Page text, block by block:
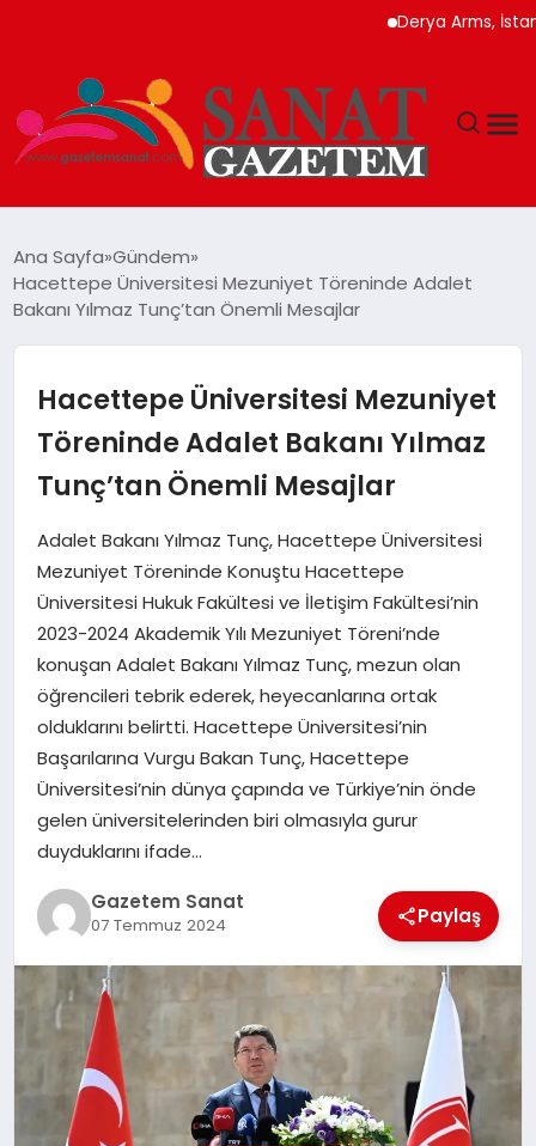
Derya Arms,
TEKNOLOJI
YAŞAM
EKONOMI
SAĞLIK
DÜNYA
EĞITIM
Ana Sayfa Gündem
Hacettepe Üniversitesi Mezuniyet Töreninde Adalet
Bakanı Yılmaz Tunç’tan Önemli Mesajlar
Hacettepe Üniversitesi Mezuniyet
Töreninde Adalet Bakanı Yılmaz
Tunç’tan Önemli Mesajlar
Adalet Bakanı Yılmaz Tunç, Hacettepe Üniversitesi
Mezuniyet Töreninde Konuştu Hacettepe
Üniversitesi Hukuk Fakültesi ve İletişim Fakültesi’nin
2023-2024 Akademik Yılı Mezuniyet Töreni’nde
konuşan Adalet Bakanı Yılmaz Tunç, mezun olan
öğrencileri tebrik ederek, heyecanlarına ortak
olduklarını belirtti. Hacettepe Üniversitesi’nin
Başarılarına Vurgu Bakan Tunç, Hacettepe
Üniversitesi’nin dünya çapında ve Türkiye’nin önde
gelen üniversitelerinden biri olmasıyla gurur
duyduklarını ifade…
Gazetem Sanat
07 Temmuz 2024 Paylaş